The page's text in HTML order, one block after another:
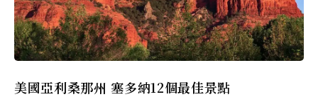
美國亞利桑那州 塞多納12個最佳景點